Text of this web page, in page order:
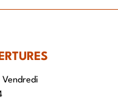
Vendredi